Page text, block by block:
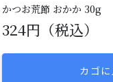
かつお荒節 おかか 30g
324円（税込）